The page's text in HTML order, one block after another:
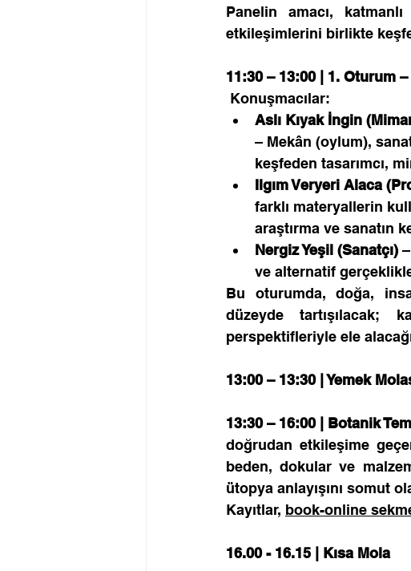
Panelin amacı,
etkileşimlerini birlikte
11:30 – 13:00 | 1. Oturum
Konuşmacılar:
Aslı Kıyak İngin
– Mekân (oylum),
keşfeden tasarımcı,
Ilgım Veryeri Alaca
farklı materyallerin
araştırma ve sanatın
Nergiz Yeşil (Sanatçı)
ve alternatif
Bu oturumda, doğa,
düzeyde tartışılacak;
perspektifleriyle ele
13:00 – 13:30 | Yemek
13:30 – 16:00 | Botanik
doğrudan etkileşime
beden, dokular ve
ütopya anlayışını somut
Kayıtlar, book-online
16.00 - 16.15 | Kısa Mola